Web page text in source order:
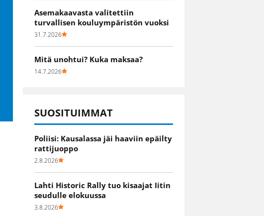
Asemakaavasta valitettiin
turvallisen kouluympäristön vuoksi
31.7.2026
Mitä unohtui? Kuka maksaa?
14.7.2026
SUOSITUIMMAT
Poliisi: Kausalassa jäi haaviin epäilty
rattijuoppo
2.8.2026
Lahti Historic Rally tuo kisaajat Iitin
seudulle elokuussa
3.8.2026